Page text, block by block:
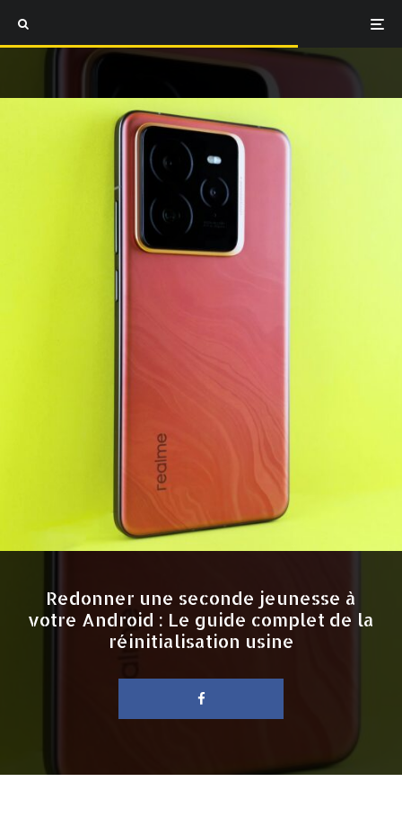
Redonner une seconde jeunesse à
votre Android : Le guide complet de la
réinitialisation usine